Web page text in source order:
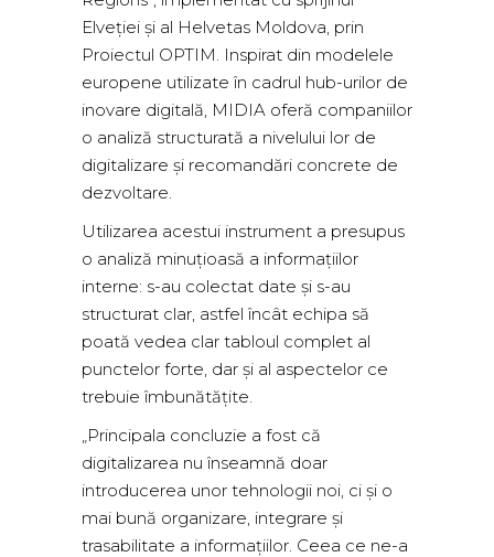
Elveției și al Helvetas Moldova, prin
Proiectul OPTIM. Inspirat din modelele
europene utilizate în cadrul hub-urilor de
inovare digitală, MIDIA oferă companiilor
o analiză structurată a nivelului lor de
digitalizare și recomandări concrete de
dezvoltare.
Utilizarea acestui instrument a presupus
o analiză minuțioasă a informațiilor
interne: s-au colectat date și s-au
structurat clar, astfel încât echipa să
poată vedea clar tabloul complet al
punctelor forte, dar și al aspectelor ce
trebuie îmbunătățite.
„Principala concluzie a fost că
digitalizarea nu înseamnă doar
introducerea unor tehnologii noi, ci și o
mai bună organizare, integrare și
trasabilitate a informațiilor. Ceea ce ne-a